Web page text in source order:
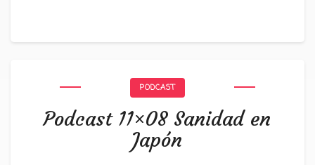
PODCAST
Podcast 11×08 Sanidad en
Japón